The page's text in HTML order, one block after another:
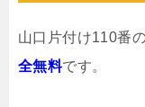
山口片付け110番
全無料です。